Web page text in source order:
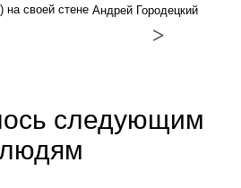
на своей стене Андрей Городецкий
>
следующим